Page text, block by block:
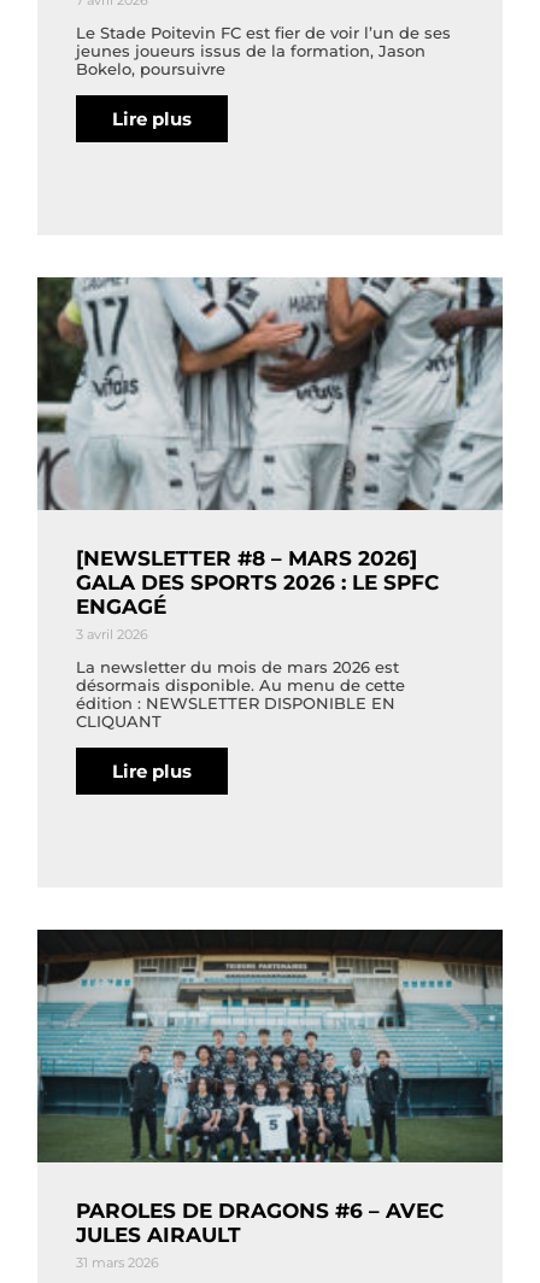
Le Stade Poitevin FC est fier de voir l’un de ses
jeunes joueurs issus de la formation, Jason
Bokelo, poursuivre
Lire plus
[NEWSLETTER #8 – MARS 2026]
GALA DES SPORTS 2026 : LE SPFC
ENGAGÉ
3 avril 2026
La newsletter du mois de mars 2026 est
désormais disponible. Au menu de cette
édition : NEWSLETTER DISPONIBLE EN
CLIQUANT
Lire plus
PAROLES DE DRAGONS #6 – AVEC
JULES AIRAULT
31 mars 2026